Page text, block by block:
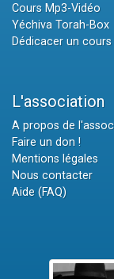
Cours Mp3-Vidéo
Yéchiva Torah-Box
Dédicacer un cours
L'association
A propos de
Faire un don !
Mentions légales
Nous contacter
Aide (FAQ)